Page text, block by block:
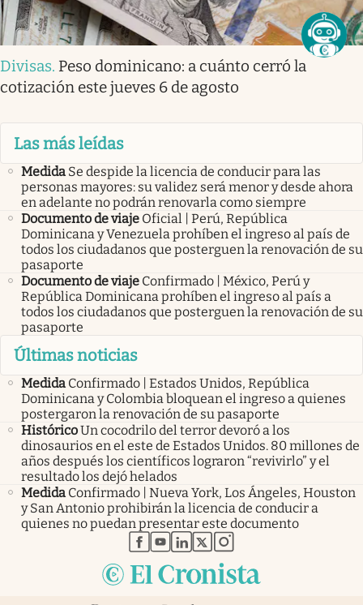
Divisas. Peso dominicano: a cuánto cerró la
cotización este jueves 6 de agosto
Las más leídas
Medida Se despide la licencia de conducir para las
personas mayores: su validez será menor y desde ahora
en adelante no podrán renovarla como siempre
Documento de viaje Oficial | Perú, República
Dominicana y Venezuela prohíben el ingreso al país de
todos los ciudadanos que posterguen la renovación de su
pasaporte
Documento de viaje Confirmado | México, Perú y
República Dominicana prohíben el ingreso al país a
todos los ciudadanos que posterguen la renovación de su
pasaporte
Últimas noticias
Medida Confirmado | Estados Unidos, República
Dominicana y Colombia bloquean el ingreso a quienes
postergaron la renovación de su pasaporte
HistóricoUn cocodrilo del terror devoró a los
dinosaurios en el este de Estados Unidos. 80 millones de
años después los científicos lograron “revivirlo” y el
resultado los dejó helados
Medida Confirmado | Nueva York, Los Ángeles, Houston
y San Antonio prohibirán la licencia de conducir a
quienes no puedan presentar este documento
abre en nueva pestaña
abre en nueva pestaña
abre en nueva pestaña
abre en nueva pestaña
abre en nueva pestaña